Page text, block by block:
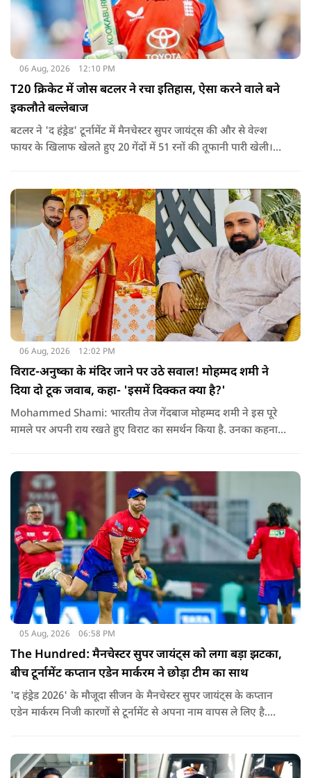
06 Aug, 2026 12:10 PM
T20 क्रिकेट में जोस बटलर ने रचा इतिहास, ऐसा करने वाले बने
इकलौते बल्लेबाज
बटलर ने 'द हंड्रेड' टूर्नामेंट में मैनचेस्टर सुपर जायंट्स की और से वेल्श
फायर के खिलाफ खेलते हुए 20 गेंदों में 51 रनों की तूफानी पारी खेली।
06 Aug, 2026 12:02 PM
विराट-अनुष्का के मंदिर जाने पर उठे सवाल! मोहम्मद शमी ने
दिया दो टूक जवाब, कहा- 'इसमें दिक्कत क्या है?'
Mohammed Shami: भारतीय तेज गेंदबाज मोहम्मद शमी ने इस पूरे
मामले पर अपनी राय रखते हुए विराट का समर्थन किया है. उनका कहना है
05 Aug, 2026 06:58 PM
The Hundred: मैनचेस्टर सुपर जायंट्स को लगा बड़ा झटका,
बीच टूर्नामेंट कप्तान एडेन मार्करम ने छोड़ा टीम का साथ
'द हंड्रेड 2026' के मौजूदा सीजन के मैनचेस्टर सुपर जायंट्स के कप्तान
एडेन मार्करम निजी कारणों से टूर्नामेंट से अपना नाम वापस ले लिए है.